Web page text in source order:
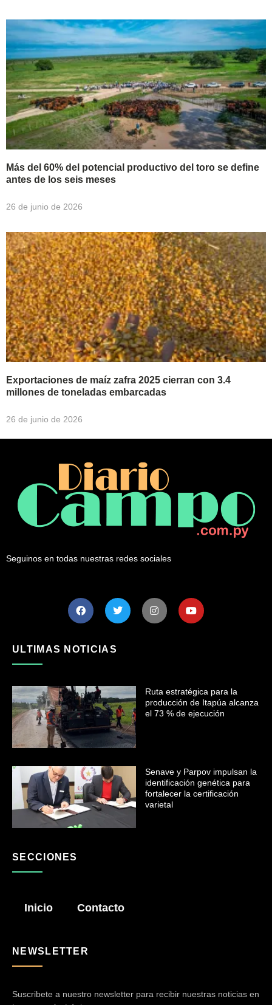
Más del 60% del potencial productivo del toro se define
antes de los seis meses
26 de junio de 2026
Exportaciones de maíz zafra 2025 cierran con 3.4
millones de toneladas embarcadas
26 de junio de 2026
Seguinos en todas nuestras redes sociales
ULTIMAS NOTICIAS
Ruta estratégica para la
producción de Itapúa alcanza
el 73 % de ejecución
Senave y Parpov impulsan la
identificación genética para
fortalecer la certificación
varietal
SECCIONES
Inicio Contacto
NEWSLETTER
Suscribete a nuestro newsletter para recibir nuestras noticias en